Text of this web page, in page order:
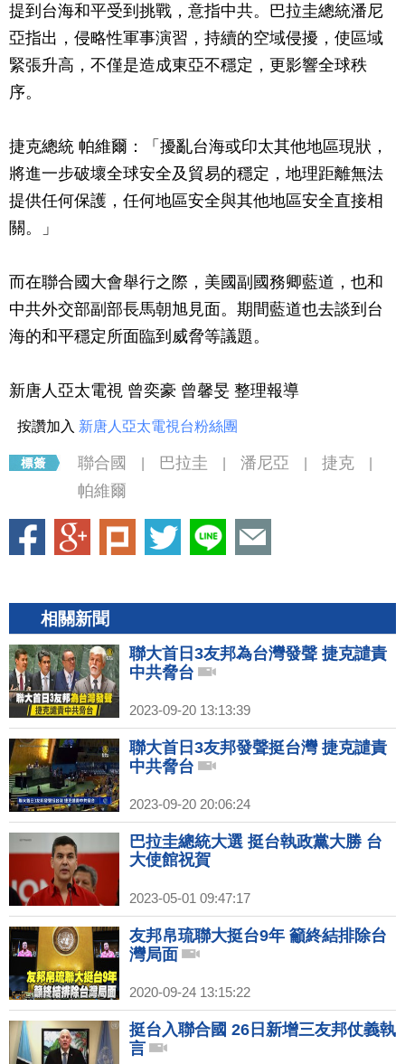
提到台海和平受到挑戰，意指中共。巴拉圭總統潘尼
亞指出，侵略性軍事演習，持續的空域侵擾，使區域
緊張升高，不僅是造成東亞不穩定，更影響全球秩
序。
捷克總統 帕維爾：「擾亂台海或印太其他地區現狀，
將進一步破壞全球安全及貿易的穩定，地理距離無法
提供任何保護，任何地區安全與其他地區安全直接相
關。」
而在聯合國大會舉行之際，美國副國務卿藍道，也和
中共外交部副部長馬朝旭見面。期間藍道也去談到台
海的和平穩定所面臨到威脅等議題。
新唐人亞太電視 曾奕豪 曾馨旻 整理報導
按讚加入 新唐人亞太電視台粉絲團
聯合國 巴拉圭 潘尼亞 捷克
帕維爾
相關新聞
聯大首日3友邦為台灣發聲 捷克譴責
中共脅台
2023-09-20 13:13:39
聯大首日3友邦發聲挺台灣 捷克譴責
中共脅台
2023-09-20 20:06:24
巴拉圭總統大選 挺台執政黨大勝 台
大使館祝賀
2023-05-01 09:47:17
友邦帛琉聯大挺台9年 籲終結排除台
灣局面
2020-09-24 13:15:22
挺台入聯合國 26日新增三友邦仗義執
言